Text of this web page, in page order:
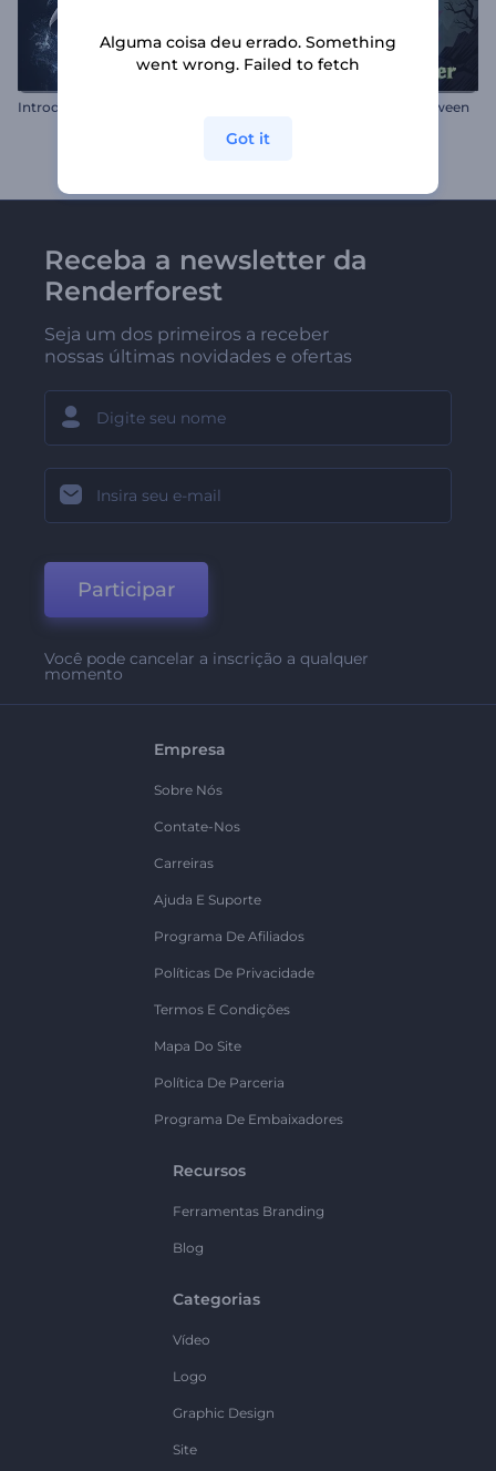
Abertura Macabra de Halloween
Receba a newsletter da
Renderforest
Seja um dos primeiros a receber
nossas últimas novidades e ofertas
Participar
Você pode cancelar a inscrição a qualquer
momento
Empresa
Sobre Nós
Contate-Nos
Carreiras
Ajuda E Suporte
Programa De Afiliados
Políticas De Privacidade
Termos E Condições
Mapa Do Site
Política De Parceria
Programa De Embaixadores
Recursos
Ferramentas Branding
Blog
Categorias
Vídeo
Logo
Graphic Design
Site
Alguma coisa deu errado. Something
went wrong. Failed to fetch
Got it